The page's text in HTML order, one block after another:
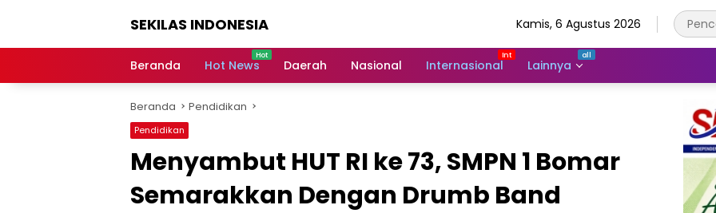
SEKILAS INDONESIA
Terkini,
Latest
World,
Headlines,
News
Kamis, 6 Agustus 2026
Beranda Hot News Daerah Nasional Internasional Lainnya
Beranda Pendidikan
Pendidikan
Menyambut HUT RI ke 73, SMPN 1 Bomar
Semarakkan Dengan Drumb Band